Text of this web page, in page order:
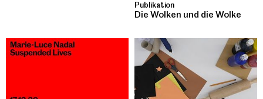
Publikation
Die Wolken und die Wolke